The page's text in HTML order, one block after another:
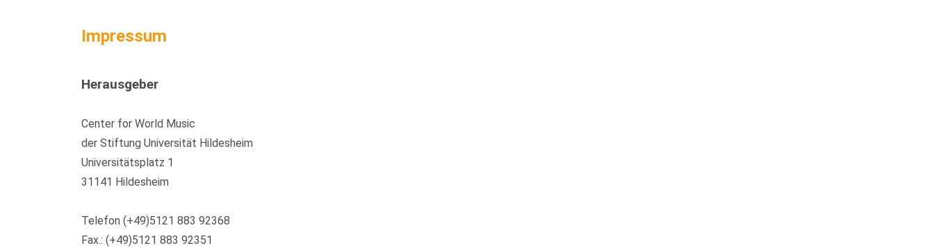
Impressum
Herausgeber
Center for World Music
der Stiftung Universität Hildesheim
Universitätsplatz 1
31141 Hildesheim
Telefon (+49)5121 883 92368
Fax.: (+49)5121 883 92351